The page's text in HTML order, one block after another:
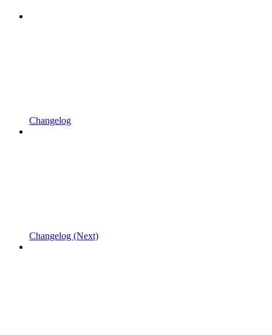
Changelog
Changelog (Next)